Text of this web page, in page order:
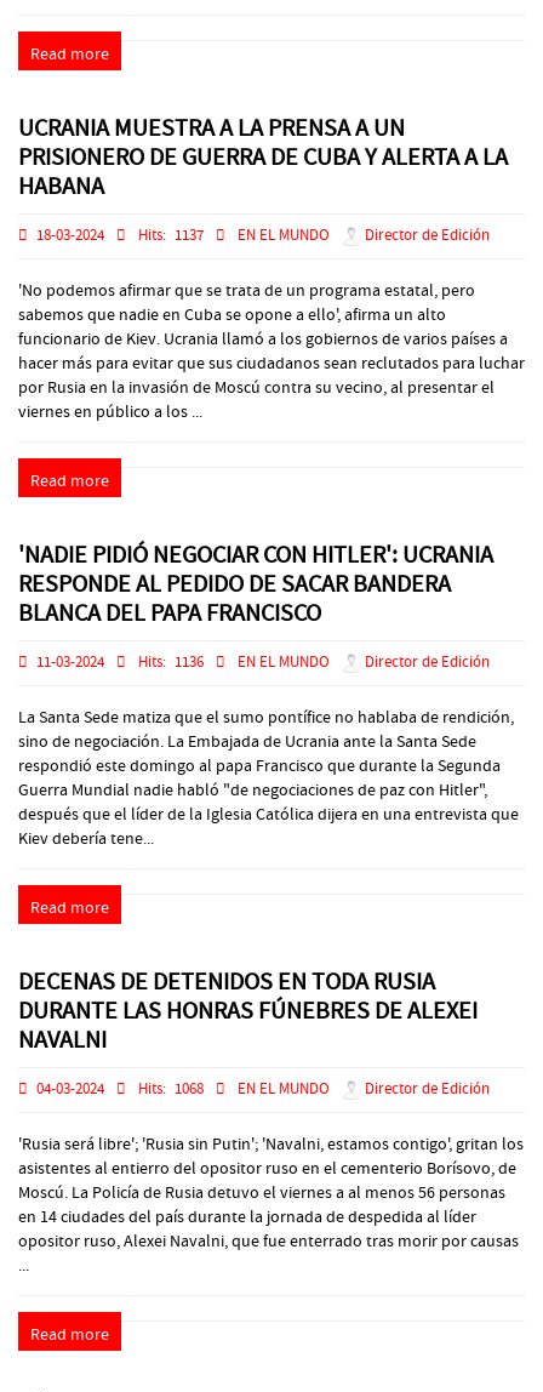
Read more
UCRANIA MUESTRA A LA PRENSA A UN
PRISIONERO DE GUERRA DE CUBA Y ALERTA A LA
HABANA
18-03-2024 Hits: 1137 EN EL MUNDO Director de Edición
'No podemos afirmar que se trata de un programa estatal, pero
sabemos que nadie en Cuba se opone a ello', afirma un alto
funcionario de Kiev. Ucrania llamó a los gobiernos de varios países a
hacer más para evitar que sus ciudadanos sean reclutados para luchar
por Rusia en la invasión de Moscú contra su vecino, al presentar el
viernes en público a los ...
Read more
'NADIE PIDIÓ NEGOCIAR CON HITLER': UCRANIA
RESPONDE AL PEDIDO DE SACAR BANDERA
BLANCA DEL PAPA FRANCISCO
11-03-2024 Hits: 1136 EN EL MUNDO Director de Edición
La Santa Sede matiza que el sumo pontífice no hablaba de rendición,
sino de negociación. La Embajada de Ucrania ante la Santa Sede
respondió este domingo al papa Francisco que durante la Segunda
Guerra Mundial nadie habló "de negociaciones de paz con Hitler",
después que el líder de la Iglesia Católica dijera en una entrevista que
Kiev debería tene...
Read more
DECENAS DE DETENIDOS EN TODA RUSIA
DURANTE LAS HONRAS FÚNEBRES DE ALEXEI
NAVALNI
04-03-2024 Hits: 1068 EN EL MUNDO Director de Edición
'Rusia será libre'; 'Rusia sin Putin'; 'Navalni, estamos contigo', gritan los
asistentes al entierro del opositor ruso en el cementerio Borísovo, de
Moscú. La Policía de Rusia detuvo el viernes a al menos 56 personas
en 14 ciudades del país durante la jornada de despedida al líder
opositor ruso, Alexei Navalni, que fue enterrado tras morir por causas
...
Read more